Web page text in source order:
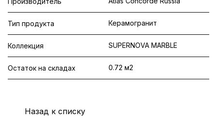
Тип продукта Керамогранит
Коллекция SUPERNOVA MARBLE
Остаток на складах 0.72 м2
Назад к списку